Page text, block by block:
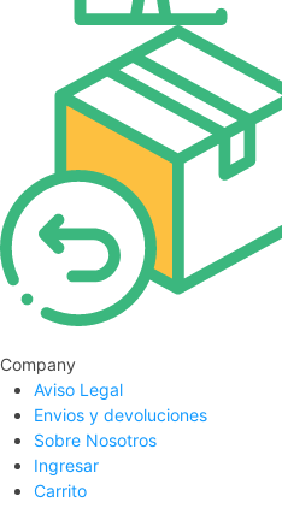
Company
Aviso Legal
Envios y devoluciones
Sobre Nosotros
Ingresar
Carrito